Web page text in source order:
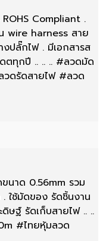
Compliant .
wire harness สาย
ปลั๊กไฟ . มีเอกสารส
ตทุกปี .. .. .. #ลวดมัด
ดรัดสายไฟ #ลวด
นาด 0.56mm รวม
ใช้มัดของ รัดชิ้นงาน
ษฐ์ รัดเก็บสายไฟ .. ..
#ไทยหุ้มลวด